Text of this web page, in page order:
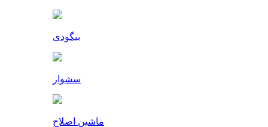
بیگودی
سشوار
ماشین اصلاح